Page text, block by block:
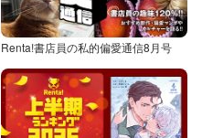
Renta!書店員の私的偏愛通信8月号